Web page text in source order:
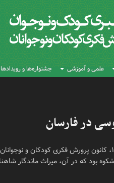
علمی و آموزشی جشنواره‌ها و رویدادها
در فارسان
روز چهارشنبه، ۲۳ اردیبهشت ۱۴۰۵، کانون پرورش
بود که در آن، میراث ماندگار